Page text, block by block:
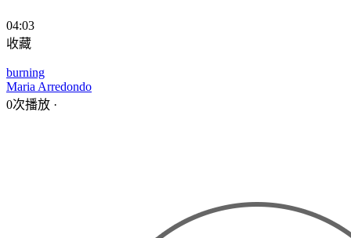
04:03
收藏
burning
Maria Arredondo
0次播放 ·